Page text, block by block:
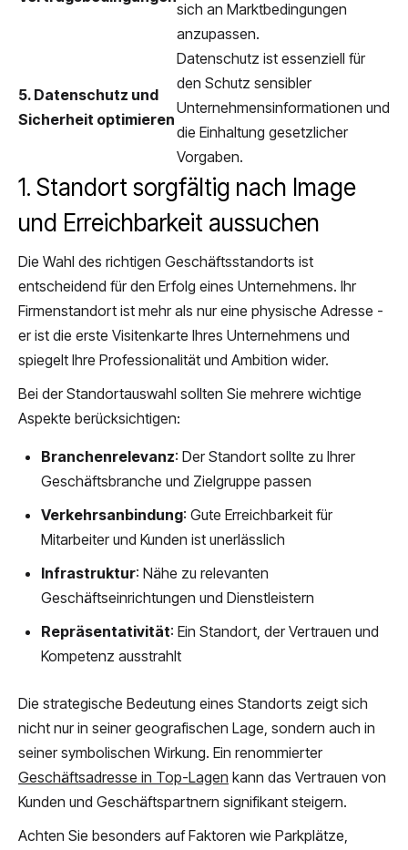
sich an Marktbedingungen
anzupassen.
5. Datenschutz und
Sicherheit optimieren
Datenschutz ist essenziell für
den Schutz sensibler
Unternehmensinformationen und
die Einhaltung gesetzlicher
Vorgaben.
1. Standort sorgfältig nach Image
und Erreichbarkeit aussuchen
Die Wahl des richtigen Geschäftsstandorts ist
entscheidend für den Erfolg eines Unternehmens. Ihr
Firmenstandort ist mehr als nur eine physische Adresse -
er ist die erste Visitenkarte Ihres Unternehmens und
spiegelt Ihre Professionalität und Ambition wider.
Bei der Standortauswahl sollten Sie mehrere wichtige
Aspekte berücksichtigen:
Branchenrelevanz: Der Standort sollte zu Ihrer
Geschäftsbranche und Zielgruppe passen
Verkehrsanbindung: Gute Erreichbarkeit für
Mitarbeiter und Kunden ist unerlässlich
Infrastruktur: Nähe zu relevanten
Geschäftseinrichtungen und Dienstleistern
Repräsentativität: Ein Standort, der Vertrauen und
Kompetenz ausstrahlt
Die strategische Bedeutung eines Standorts zeigt sich
nicht nur in seiner geografischen Lage, sondern auch in
seiner symbolischen Wirkung. Ein renommierter
Geschäftsadresse in Top-Lagen kann das Vertrauen von
Kunden und Geschäftspartnern signifikant steigern.
Achten Sie besonders auf Faktoren wie Parkplätze,